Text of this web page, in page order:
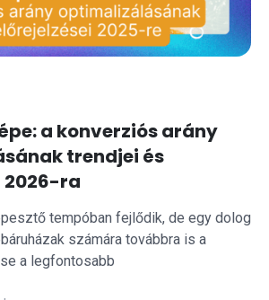
a konverziós arány
trendjei és
2026-ra
tempóban fejlődik, de egy dolog
számára továbbra is a
a legfontosabb